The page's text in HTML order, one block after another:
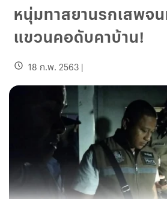
หนุ่มทาสยานรกเสพจ
แขวนคอดับคาบ้าน!
18 ก.พ. 2563 |